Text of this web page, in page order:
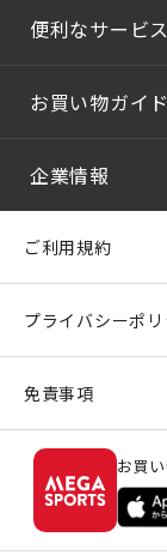
便利なサービ
お買い物ガイド
企業情報
ご利用規約
プライバシーポリ
免責事項
お買